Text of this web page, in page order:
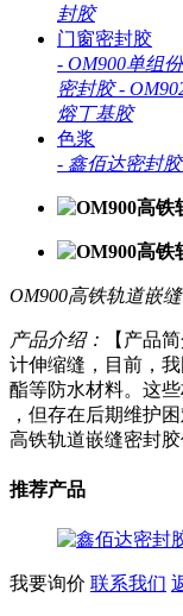
封胶
门窗密封胶
- OM900单组
密封胶 -
熔丁基胶
色浆
- 鑫佰达密封
OM900高铁轨道嵌
产品介绍：
【产品
计伸缩缝，目前，
酯等防水材料。这
，但存在后期维护
高铁轨道嵌缝密封
推荐产品
我要询价 联系我们